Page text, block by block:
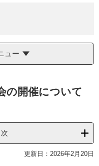
ュー
の開催について
更新日：2026年2月20日